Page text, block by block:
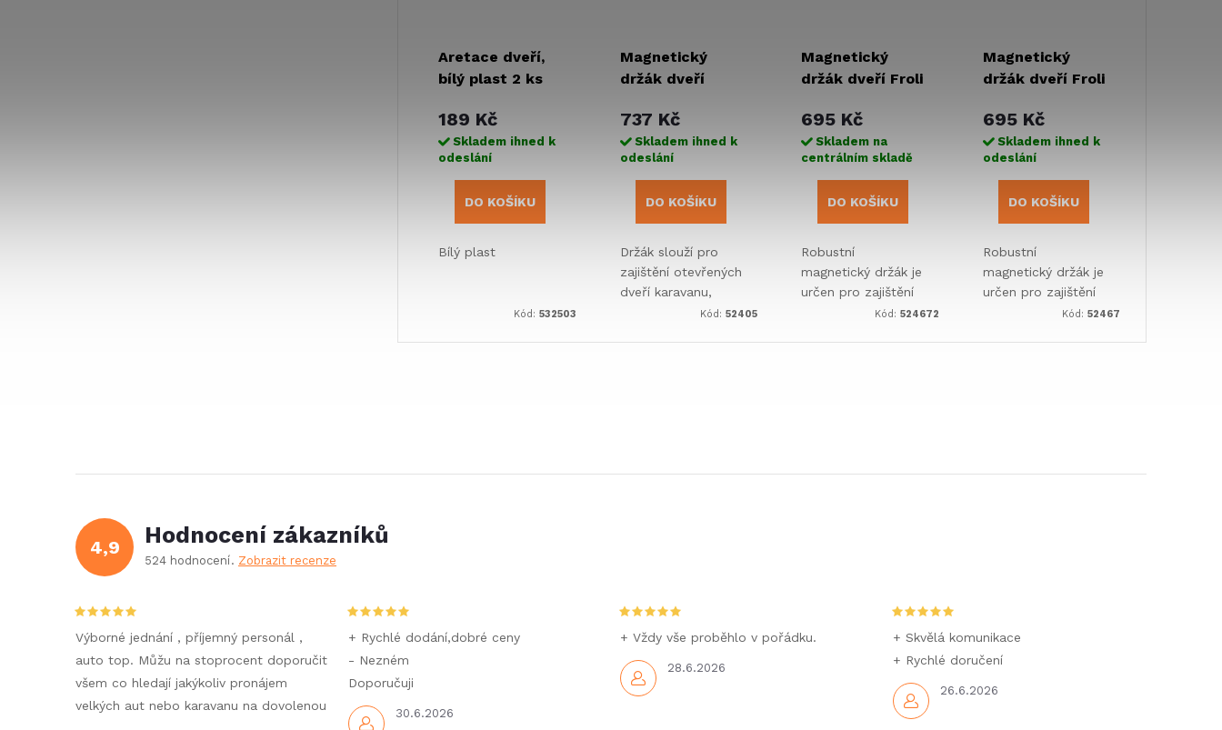
Aretace dveří,
bílý plast 2 ks
189 Kč
Skladem ihned k
odeslání
DO KOŠÍKU
Bílý plast
Kód: 532503
Magnetický
držák dveří
737 Kč
Skladem ihned k
odeslání
DO KOŠÍKU
Držák slouží pro
zajištění otevřených
dveří karavanu,
obytného vozuKód: 52405
Magnetický
držák dveří Froli
695 Kč
Skladem na
centrálním skladě
DO KOŠÍKU
Robustní
magnetický držák je
určen pro zajištění
otevřených dveří
Kód: 524672
Magnetický
držák dveří Froli
695 Kč
Skladem ihned k
odeslání
DO KOŠÍKU
Robustní
magnetický držák je
určen pro zajištění
otevřených dveří
Kód: 52467
4,9 Hodnocení zákazníků
524 hodnocení Zobrazit recenze
Výborné jednání , příjemný personál ,
auto top. Můžu na stoprocent doporučit
všem co hledají jakýkoliv pronájem
velkých aut nebo karavanu na dovolenou
30.6.2026
+ Rychlé dodání,dobré ceny
- Nezném
Doporučuji
28.6.2026
+ Vždy vše proběhlo v pořádku.
26.6.2026
+ Skvělá komunikace
+ Rychlé doručení